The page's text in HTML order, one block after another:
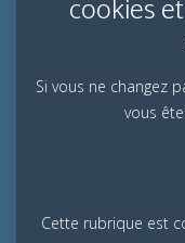
cookies
Si vous ne changez
vous
Cette rubrique est